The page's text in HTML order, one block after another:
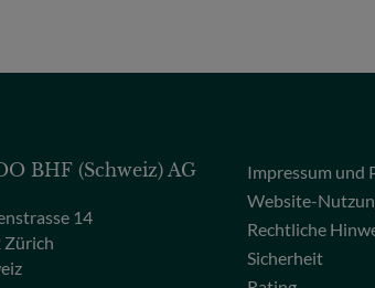
BHF (Schweiz) AG
14
Zürich
Impressum und
Website-
Rechtliche
Sicherheit